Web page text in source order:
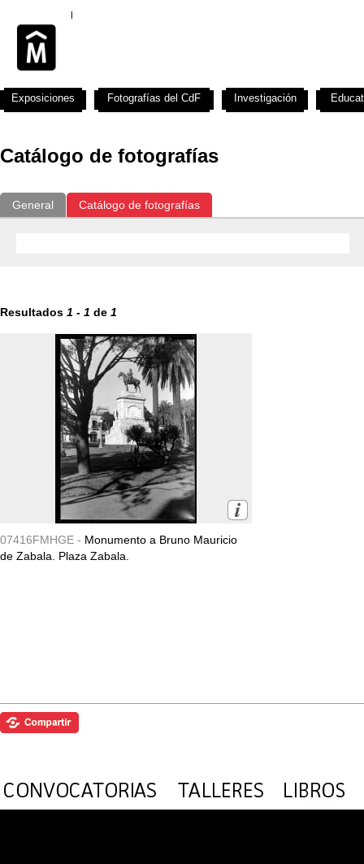
Catálogo de fotografías
General Catálogo de fotografías
Resultados 1 - 1 de 1
07416FMHGE - Monumento a Bruno Mauricio
de Zabala. Plaza Zabala.
Exposiciones Fotografías del CdF Investigación